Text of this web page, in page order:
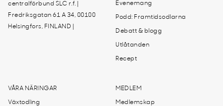
centralförbund SLC r.f. |
Fredriksgatan 61 A 34, 00100
Helsingfors, FINLAND |
Evenemang
Podd: Framtidsodlarna
Debatt & blogg
Utlåtanden
Recept
VÅRA NÄRINGAR
Växtodling
MEDLEM
Medlemskap